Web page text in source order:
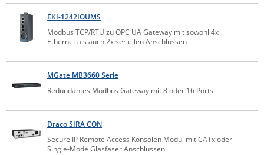
Sunbird
Tactical Software
TEKTELIC
Teltonika
Unwired Networks
WATTECO
Westermo
EKI-1242IOUMS
Modbus TCP/RTU zu OPC UA Gateway mit sowohl 4x
Ethernet als auch 2x seriellen Anschlüssen
MGate MB3660 Serie
Redundantes Modbus Gateway mit 8 oder 16 Ports
Draco SIRA CON
Secure IP Remote Access Konsolen Modul mit CATx oder
Single-Mode Glasfaser Anschlüssen